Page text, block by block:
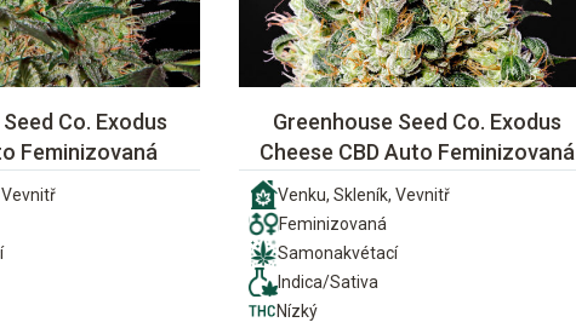
Co. Exodus
Feminizovaná
Greenhouse Seed Co. Exodus
Cheese CBD Auto Feminizovaná
Venku, Skleník, Vevnitř
Feminizovaná
Samonakvétací
Indica/Sativa
Nízký